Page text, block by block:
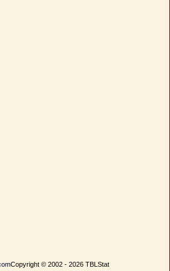
Copyright © 2002 - 2026 TBLStat